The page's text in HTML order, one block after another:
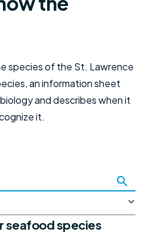
species of the St. Lawrence
an information sheet
and describes when it
it.
search
seafood species